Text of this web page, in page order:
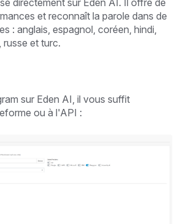
et reconnaît la parole dans de
: anglais, espagnol, coréen, hindi,
russe et turc.
sur Eden AI, il vous suffit
ou à l'API :